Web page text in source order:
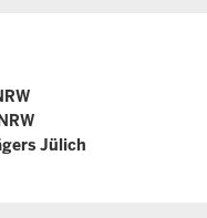
Jülich